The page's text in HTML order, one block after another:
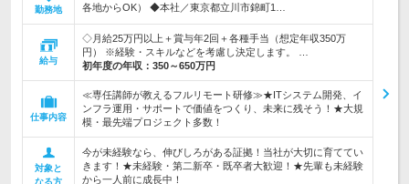
勤務地
各地からOK） ◆本社／東京都立川市錦町1…
給与
◇月給25万円以上＋賞与年2回＋各種手当（想定年収350万
円） ※経験・スキルなどを考慮し決定します。 …
初年度の年収： 350～650万円
仕事内容
≪専任講師が教えるフルリモート研修≫★ITシステム開発、イ
ンフラ運用・サポートで価値をつくり、未来に残そう！★大規
模・最先端プロジェクト多数！
対象と
なる方
今が未経験なら、伸びしろがある証拠！当社が大切に育ててい
きます！★未経験・第二新卒・既卒者大歓迎！★先輩も未経験
から一人前に成長中！